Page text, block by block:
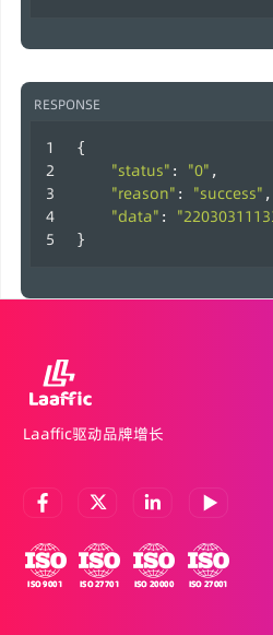
RESPONSE
{
"status" : "0" ,
"reason" : "success" ,
"data" :
}
Laaffic驱动品牌增长